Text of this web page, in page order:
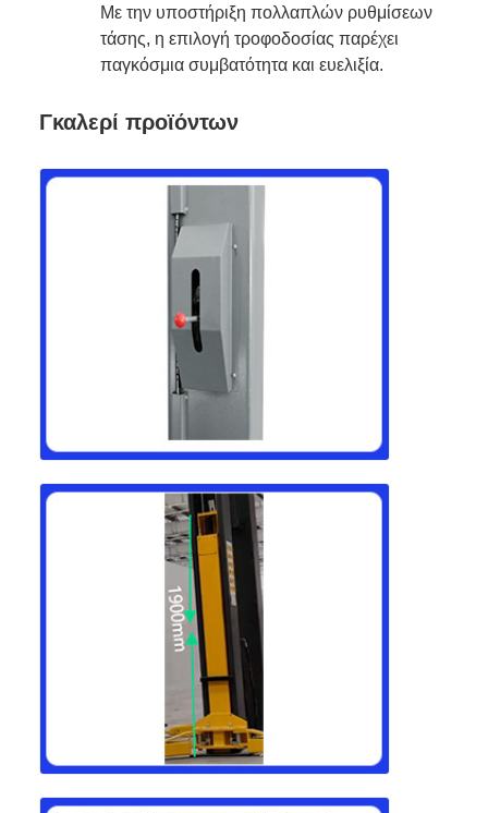
Με την υποστήριξη πολλαπλών ρυθμίσεων
τάσης, η επιλογή τροφοδοσίας παρέχει
παγκόσμια συμβατότητα και ευελιξία.
Γκαλερί προϊόντων